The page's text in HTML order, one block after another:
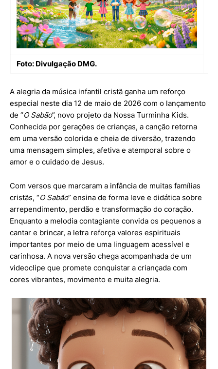
Foto: Divulgação DMG.
A alegria da música infantil cristã ganha um reforço
especial neste dia 12 de maio de 2026 com o lançamento
de “O Sabão”, novo projeto da Nossa Turminha Kids.
Conhecida por gerações de crianças, a canção retorna
em uma versão colorida e cheia de diversão, trazendo
uma mensagem simples, afetiva e atemporal sobre o
amor e o cuidado de Jesus.
Com versos que marcaram a infância de muitas famílias
cristãs, “O Sabão” ensina de forma leve e didática sobre
arrependimento, perdão e transformação do coração.
Enquanto a melodia contagiante convida os pequenos a
cantar e brincar, a letra reforça valores espirituais
importantes por meio de uma linguagem acessível e
carinhosa. A nova versão chega acompanhada de um
videoclipe que promete conquistar a criançada com
cores vibrantes, movimento e muita alegria.